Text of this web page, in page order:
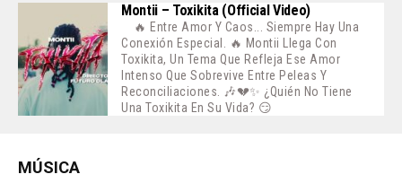
Montii – Toxikita (Official Video)
🔥 Entre Amor Y Caos... Siempre Hay Una
Conexión Especial. 🔥 Montii Llega Con
Toxikita, Un Tema Que Refleja Ese Amor
Intenso Que Sobrevive Entre Peleas Y
Reconciliaciones. 🎶💔✨ ¿Quién No Tiene
Una Toxikita En Su Vida? 😏
MÚSICA